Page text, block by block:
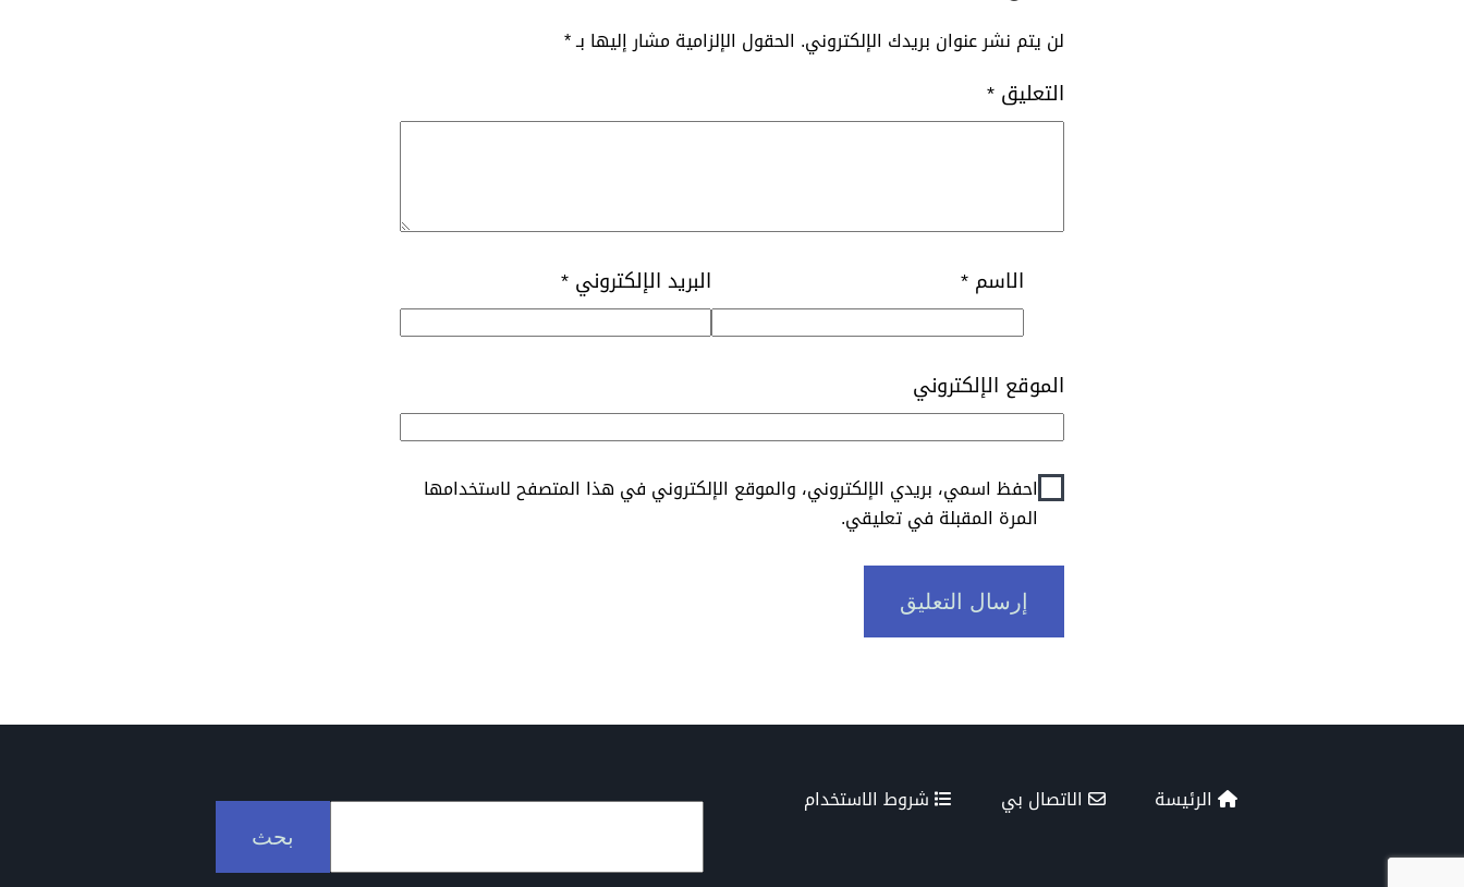
لن يتم نشر عنوان بريدك الإلكتروني. الحقول الإلزامية مشار إليها بـ*
التعليق *
الاسم* البريد الإلكتروني *
الموقع الإلكتروني
احفظ اسمي، بريدي الإلكتروني، والموقع الإلكتروني في هذا المتصفح لاستخدامها
المرة المقبلة في تعليقي.
الرئيسة الاتصال بي شروط الاستخدام